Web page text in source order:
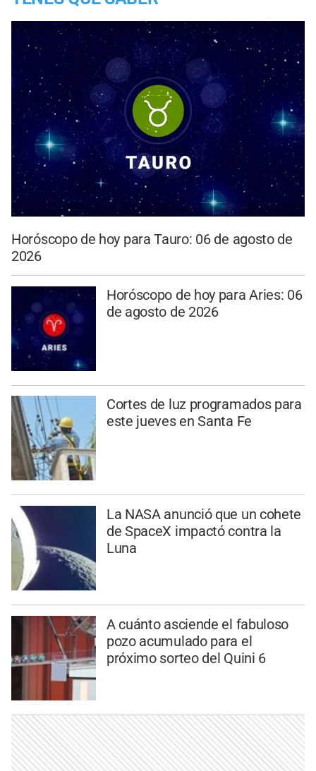
Horóscopo de hoy para Tauro: 06 de agosto de
2026
Horóscopo de hoy para Aries: 06
de agosto de 2026
Cortes de luz programados para
este jueves en Santa Fe
La NASA anunció que un cohete
de SpaceX impactó contra la
Luna
A cuánto asciende el fabuloso
pozo acumulado para el
próximo sorteo del Quini 6